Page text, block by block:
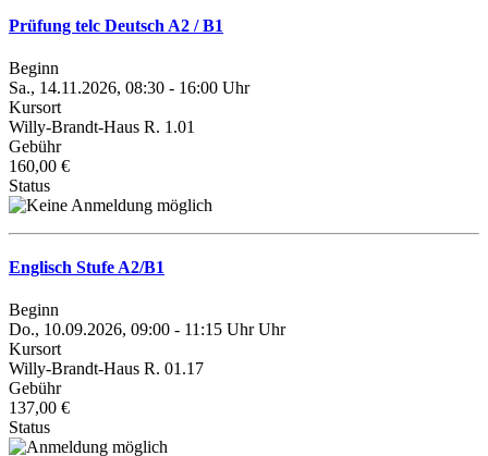
Prüfung telc Deutsch A2 / B1
Beginn
Sa., 14.11.2026, 08:30 - 16:00 Uhr
Kursort
Willy-Brandt-Haus R. 1.01
Gebühr
160,00 €
Status
Englisch Stufe A2/B1
Beginn
Do., 10.09.2026, 09:00 - 11:15 Uhr Uhr
Kursort
Willy-Brandt-Haus R. 01.17
Gebühr
137,00 €
Status